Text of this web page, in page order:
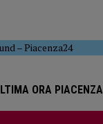
–Piacenza24
ORA PIACENZA